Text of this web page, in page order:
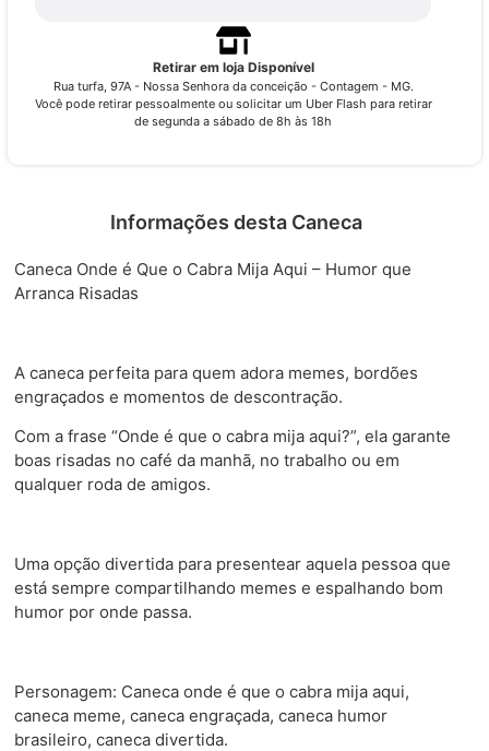
Retirar em loja Disponível
Rua turfa, 97A - Nossa Senhora da conceição - Contagem - MG.
Você pode retirar pessoalmente ou solicitar um Uber Flash para retirar
de segunda a sábado de 8h às 18h
Informações desta Caneca
Caneca Onde é Que o Cabra Mija Aqui – Humor que
Arranca Risadas
A caneca perfeita para quem adora memes, bordões
engraçados e momentos de descontração.
Com a frase “Onde é que o cabra mija aqui?”, ela garante
boas risadas no café da manhã, no trabalho ou em
qualquer roda de amigos.
Uma opção divertida para presentear aquela pessoa que
está sempre compartilhando memes e espalhando bom
humor por onde passa.
Personagem: Caneca onde é que o cabra mija aqui,
caneca meme, caneca engraçada, caneca humor
brasileiro, caneca divertida.